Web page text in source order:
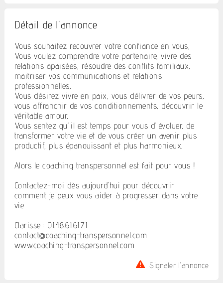
Détail de l'annonce
Vous souhaitez recouvrer votre confiance en vous,
Vous voulez comprendre votre partenaire, vivre des
relations apaisées, résoudre des conflits familiaux,
maitriser vos communications et relations
professionnelles,
Vous désirez vivre en paix, vous délivrer de vos peurs,
vous affranchir de vos conditionnements, découvrir le
véritable amour,
Vous sentez qu’il est temps pour vous d’évoluer, de
transformer votre vie et de vous créer un avenir plus
productif, plus épanouissant et plus harmonieux.
Alors le coaching transpersonnel est fait pour vous !
Contactez-moi dès aujourd'hui pour découvrir
comment je peux vous aider à progresser dans votre
vie.
Clarisse : 01.48.61.61.71
contact@coaching-transpersonnel.com
www.coaching-transpersonnel.com
Signaler l'annonce